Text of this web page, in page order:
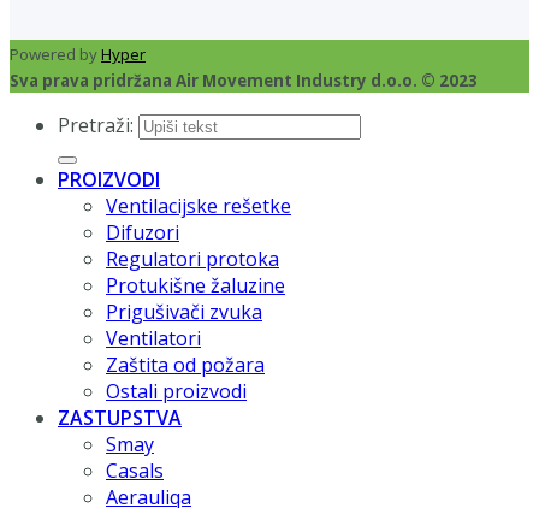
Powered byHyper
Sva prava pridržana Air Movement Industry d.o.o. © 2023
Pretraži:
PROIZVODI
Ventilacijske rešetke
Difuzori
Regulatori protoka
Protukišne žaluzine
Prigušivači zvuka
Ventilatori
Zaštita od požara
Ostali proizvodi
ZASTUPSTVA
Smay
Casals
Aerauliqa